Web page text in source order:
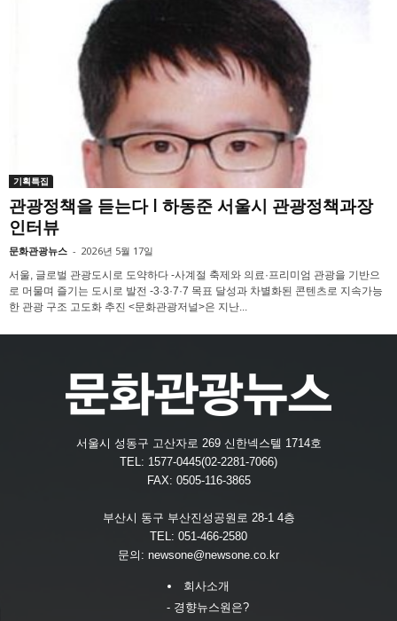
기획특집
관광정책을 듣는다 l 하동준 서울시 관광정책과장
인터뷰
문화관광뉴스 - 2026년 5월 17일
서울, 글로벌 관광도시로 도약하다 -사계절 축제와 의료·프리미엄 관광을 기반으
로 머물며 즐기는 도시로 발전 -3·3·7·7 목표 달성과 차별화된 콘텐츠로 지속가능
한 관광 구조 고도화 추진 <문화관광저널>은 지난...
서울시 성동구 고산자로 269 신한넥스텔 1714호
TEL: 1577-0445(02-2281-7066)
FAX: 0505-116-3865
부산시 동구 부산진성공원로 28-1 4층
TEL: 051-466-2580
문의: newsone@newsone.co.kr
회사소개
- 경향뉴스원은?